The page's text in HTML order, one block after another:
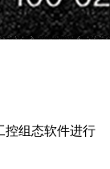
控组态软件进行